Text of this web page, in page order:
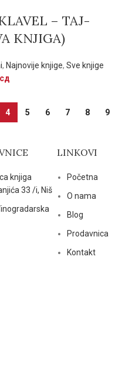
– TAJ-
KNJIGA)
, Najnovije knjige, Sve knjige
4 5 6 7 8 9
knjiga
33 /i, Niš
LINKOVI
Početna
O nama
Blog
Prodavnica
Kontakt